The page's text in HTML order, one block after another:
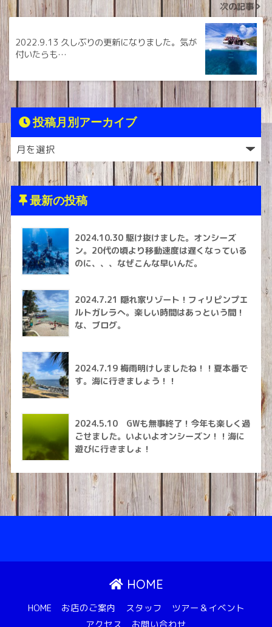
次の記事
2022.9.13 久しぶりの更新になりました。気が
付いたらも…
投稿月別アーカイブ
最新の投稿
2024.10.30 駆け抜けました。オンシーズ
ン。20代の頃より移動速度は遅くなっている
のに、、、なぜこんな早いんだ。
2024.7.21 隠れ家リゾート！フィリピンプエ
ルトガレラへ。楽しい時間はあっという間！
な、ブログ。
2024.7.19 梅雨明けしましたね！！夏本番で
す。海に行きましょう！！
2024.5.10 GWも無事終了！今年も楽しく過
ごせました。いよいよオンシーズン！！海に
遊びに行きましょ！
HOME
HOME お店のご案内 スタッフ
ツアー＆イベント